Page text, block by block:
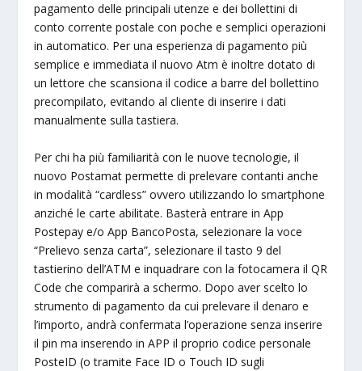
pagamento delle principali utenze e dei bollettini di
conto corrente postale con poche e semplici operazioni
in automatico. Per una esperienza di pagamento più
semplice e immediata il nuovo Atm è inoltre dotato di
un lettore che scansiona il codice a barre del bollettino
precompilato, evitando al cliente di inserire i dati
manualmente sulla tastiera.
Per chi ha più familiarità con le nuove tecnologie, il
nuovo Postamat permette di prelevare contanti anche
in modalità “cardless” ovvero utilizzando lo smartphone
anziché le carte abilitate. Basterà entrare in App
Postepay e/o App BancoPosta, selezionare la voce
“Prelievo senza carta”, selezionare il tasto 9 del
tastierino dell’ATM e inquadrare con la fotocamera il QR
Code che comparirà a schermo. Dopo aver scelto lo
strumento di pagamento da cui prelevare il denaro e
l’importo, andrà confermata l’operazione senza inserire
il pin ma inserendo in APP il proprio codice personale
PosteID (o tramite Face ID o Touch ID sugli